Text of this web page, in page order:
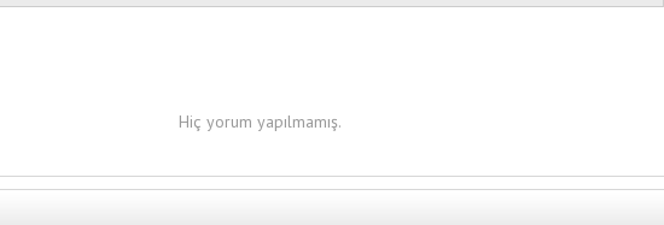
Hiç yorum yapılmamış.